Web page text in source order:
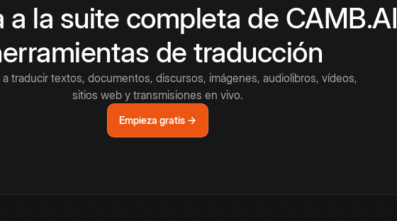
a la suite completa de CAMB.AI
de traducción
a traducir textos, documentos, discursos, imágenes, audiolibros, vídeos,
sitios web y transmisiones en vivo.
Empieza gratis →